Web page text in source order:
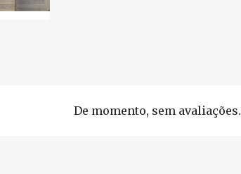
De momento, sem avaliações.